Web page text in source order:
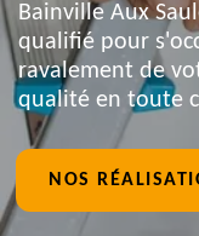
Bainville Aux
qualifié pour
ravalement de
qualité en toute
NOS